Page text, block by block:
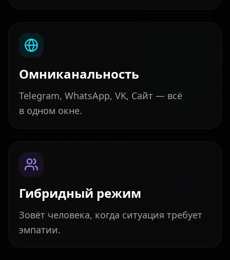
Омниканальность
Telegram, WhatsApp, VK, Сайт — всё
в одном окне.
Гибридный режим
Зовёт человека, когда ситуация требует
эмпатии.